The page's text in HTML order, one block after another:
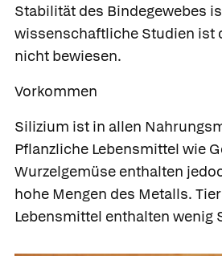
Stabilität des Bindegewebes
wissenschaftliche Studien ist
nicht bewiesen.
Vorkommen
Silizium ist in allen
Pflanzliche Lebensmittel wie
Wurzelgemüse enthalten
hohe Mengen des Metalls.
Lebensmittel enthalten wenig